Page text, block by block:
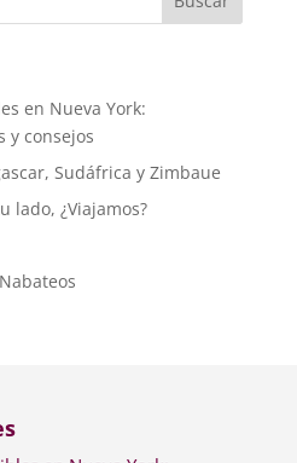
en Nueva York:
y consejos
Sudáfrica y Zimbaue
lado, ¿Viajamos?